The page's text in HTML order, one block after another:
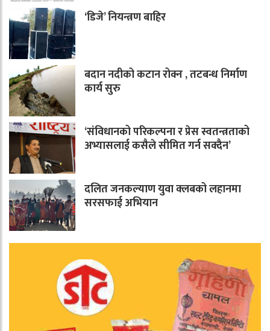
‘डिजे’ नियन्त्रण बाहिर
बदान नदीको कटान रोक्न , तटबन्ध निर्माण
कार्य सुरु
‘संविधानको परिकल्पना र प्रेस स्वतन्त्रताको
अभ्यासलाई कसैले सीमित गर्न सक्दैन’
दलित जनकल्याण युवा क्लबको लहानमा
सरसफाई अभियान